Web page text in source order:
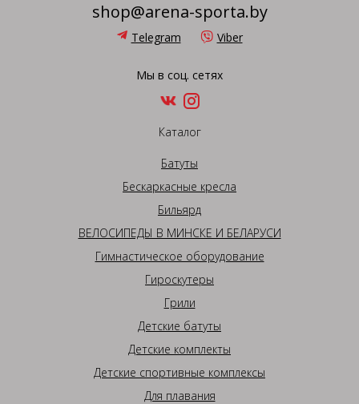
shop@arena-sporta.by
Telegram Viber
Мы в соц. сетях
Каталог
Батуты
Бескаркасные кресла
Бильярд
ВЕЛОСИПЕДЫ В МИНСКЕ И БЕЛАРУСИ
Гимнастическое оборудование
Гироскутеры
Грили
Детские батуты
Детские комплекты
Детские спортивные комплексы
Для плавания